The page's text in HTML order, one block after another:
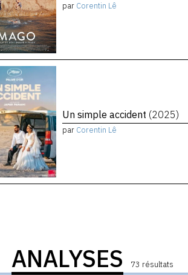
par Corentin Lê
Un simple accident (2025)
par Corentin Lê
ANALYSES 73 résultats